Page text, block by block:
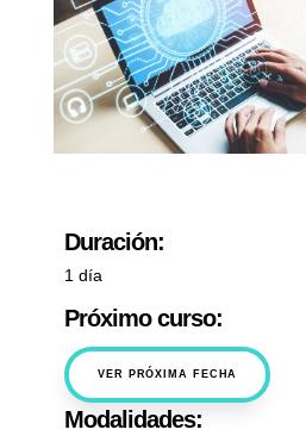
Duración:
1 día
Próximo curso:
VER PRÓXIMA FECHA
Modalidades: